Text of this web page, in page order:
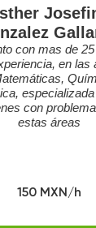
con mas de
en las áreas
con
estas áreas
150 MXN/h